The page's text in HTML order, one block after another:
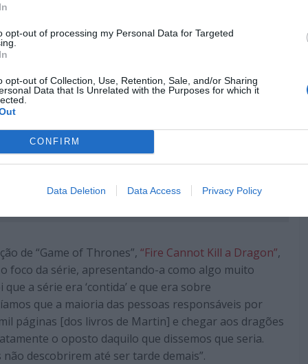
opt-out of processing my Personal Data for Targeted
opt-out of Collection, Use, Retention, Sale, and/or Sharing
Data that Is Unrelated with the Purposes for which it
CONFIRM
Data Deletion Data Access Privacy Policy
the Dragon, primeira temporada em análise
de “Game of Thrones”, “Fire Cannot Kill a Dragon”,
foco da série, apresentando-a como algo muito
a série era ‘contida’ e que era sobre
que a maioria das pessoas responsáveis por
páginas [dos livros de Martin] e chegar aos dragões
o oposto daquilo que dissemos que seria.
descobrirem até ser tarde demais”.